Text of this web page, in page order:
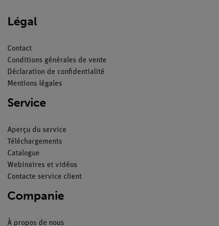
Légal
Contact
Conditions générales de vente
Déclaration de confidentialité
Mentions légales
Service
Aperçu du service
Téléchargements
Catalogue
Webinaires et vidéos
Contacte service client
Companie
À propos de nous